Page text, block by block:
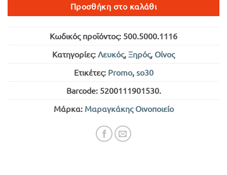
Προσθήκη στο καλάθι
Κωδικός προϊόντος: 500.5000.1116
Κατηγορίες: Λευκός, Ξηρός, Οίνος
Ετικέτες: Promo, so30
Barcode: 5200111901530.
Μάρκα: Μαραγκάκης Οινοποιείο